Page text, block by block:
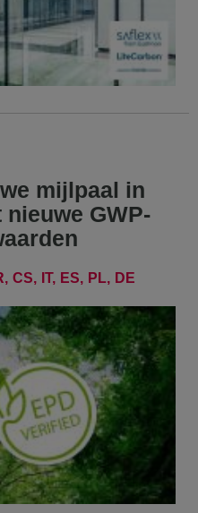
mijlpaal in
nieuwe GWP-
CS IT ES PL DE